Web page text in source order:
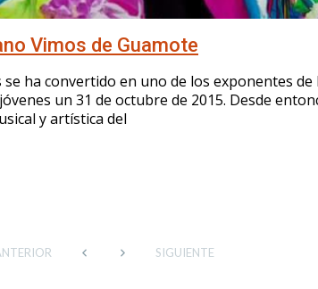
Vimos de Guamote
ha convertido en uno de los exponentes de
un 31 de octubre de 2015. Desde
y artística del
SIGUIENTE